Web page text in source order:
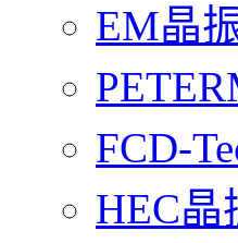
EM晶
FCD-
HEC晶